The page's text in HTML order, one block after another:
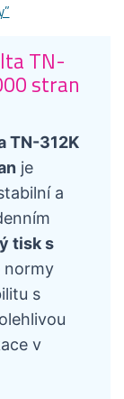
TN-
stran
TN-312K
je
a
tisk s
normy
s
v